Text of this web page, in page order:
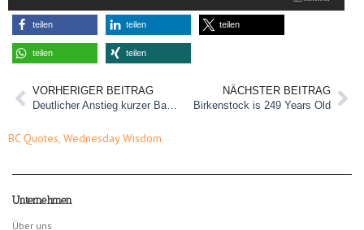
teilen teilen teilen
teilen teilen
VORHERIGER BEITRAG
Deutlicher Anstieg kurzer Baufi-Kredite
NÄCHSTER BEITRAG
Birkenstock is 249 Years Old
BC Quotes, Wednesday Wisdom
Unternehmen
Über uns